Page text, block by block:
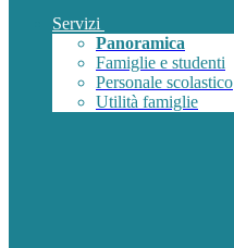
Servizi
Panoramica
Famiglie e studenti
Personale scolastico
Utilità famiglie